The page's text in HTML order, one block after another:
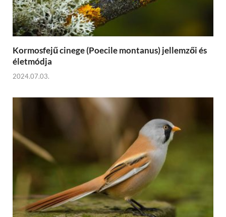
Kormosfejű cinege (Poecile montanus) jellemzői és
életmódja
2024.07.03.